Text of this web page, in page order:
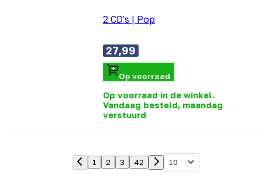
2 CD's | Pop
27,99
Op voorraad
Op voorraad in de winkel.
Vandaag besteld, maandag
verstuurd
1 2 3 42 10